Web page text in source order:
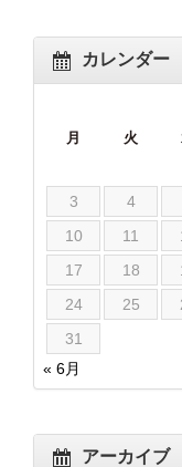
カレンダー
月 火
3
4
10
11
17
18
24
25
31
« 6月
アーカイブ